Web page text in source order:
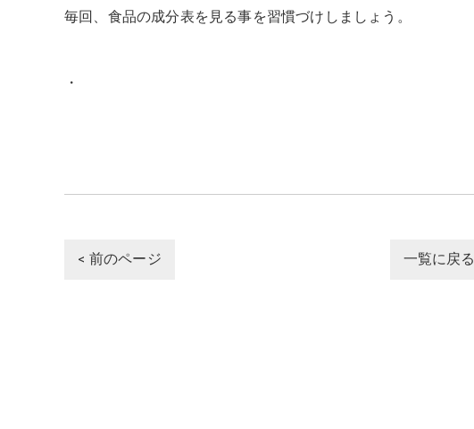
毎回、食品の成分表を見る事を習慣づけしましょう。
・
< 前のページ 一覧に戻る